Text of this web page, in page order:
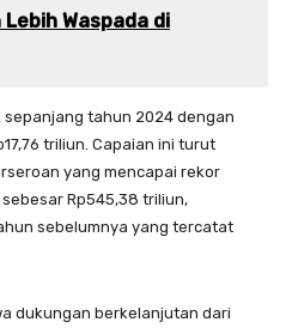
Waspada di
tahun 2024 dengan
triliun. Capaian ini turut
yang mencapai rekor
Rp545,38 triliun,
sebelumnya yang tercatat
dukungan berkelanjutan dari